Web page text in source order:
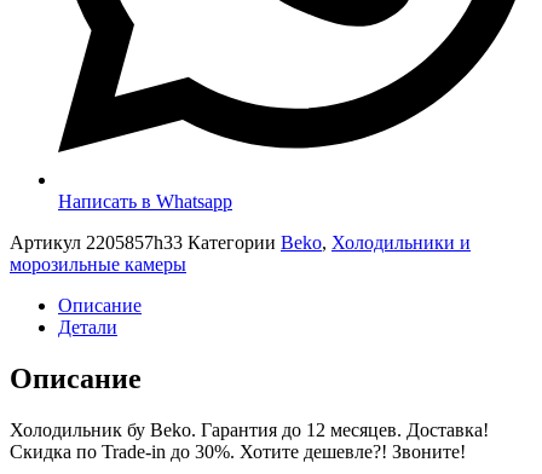
Написать в Whatsapp
Артикул 2205857h33 Категории Beko, Холодильники и
морозильные камеры
Описание
Детали
Описание
Холодильник бу Beko. Гарантия до 12 месяцев. Доставка!
Скидка по Trade-in до 30%. Хотите дешевле?! Звоните!